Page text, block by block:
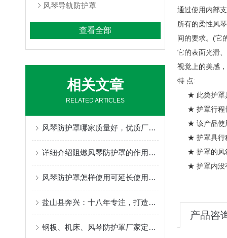
风琴导轨防护罩
查看全部
相关文章
RELATED ARTICLES
风琴防护罩哪家质量好，优质厂家定制不得了
详细介绍阻燃风琴防护罩的作用及应用中出现问题的解决方案
风琴防护罩怎样使用可延长使用寿命
盐山县奔兴：十八年专注，打造高品质风琴罩、风琴护罩、风琴防护罩
钢板、机床、风琴防护罩厂家定制指南：柔性防护材料的耐温、阻燃与往复寿命解析
通过使用内部
所有的柔性风
间的要求。(它
它的表面光滑
视觉上的美感
特 点:
★ 此类护罩具
★ 护罩行程长
★ 该产品使
★ 护罩具行
★ 护罩的风
★ 护罩内没有
产品咨